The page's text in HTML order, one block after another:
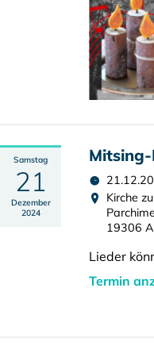
Samstag
21
Dezember
2024
Kirche
19306
Lieder
Termin